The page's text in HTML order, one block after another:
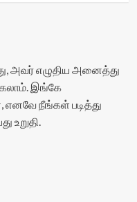
அவர் எழுதிய அனைத்து
இங்கே
நீங்கள் படித்து
உறுதி.